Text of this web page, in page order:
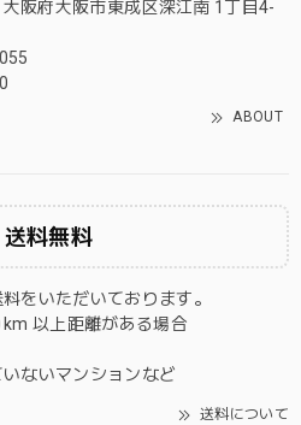
阪府大阪市東成区深江南 1丁目4-
ABOUT
送料無料
をいただいております。
以上距離がある場合
ないマンションなど
送料について